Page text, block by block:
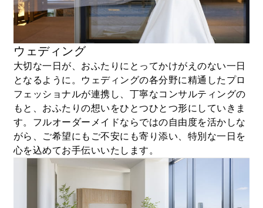
ウェディング
大切な一日が、おふたりにとってかけがえのない一日
となるように。ウェディングの各分野に精通したプロ
フェッショナルが連携し、丁寧なコンサルティングの
もと、おふたりの想いをひとつひとつ形にしていきま
す。フルオーダーメイドならではの自由度を活かしな
がら、ご希望にもご不安にも寄り添い、特別な一日を
心を込めてお手伝いいたします。